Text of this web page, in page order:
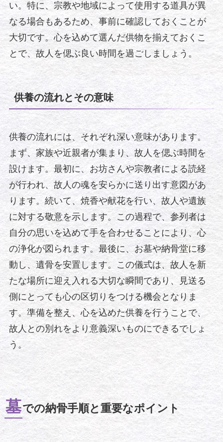
い。特に、宗教や地域によって使用する道具が異
なる場合もあるため、事前に確認しておくことが
大切です。心を込めて選んだ供物を揃えておくこ
とで、故人を偲ぶ良い時間を過ごしましょう。
供養の流れとその意味
供養の流れには、それぞれ深い意味があります。
まず、家族や近親者が集まり、故人を偲ぶ時間を
設けます。最初に、お坊さんや宗教者による読経
が行われ、故人の魂を安らかに送り出す意図があ
ります。続いて、焼香や献花を行い、故人や遺族
に対する敬意を示します。この過程で、参列者は
自分の思いを込めて手を合わせることにより、心
の浄化が図られます。最後に、お墓や納骨堂に移
動し、遺骨を安置します。この儀式は、故人を新
たな場所に迎え入れる大切な瞬間であり、見送る
側にとっても心の区切りをつける機会となりま
す。準備を整え、心を込めた供養を行うことで、
故人との別れをより意義深いものにできるでしょ
う。
墓での納骨手順と重要なポイント